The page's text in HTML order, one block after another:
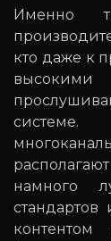
Именно
кто даже к
намного